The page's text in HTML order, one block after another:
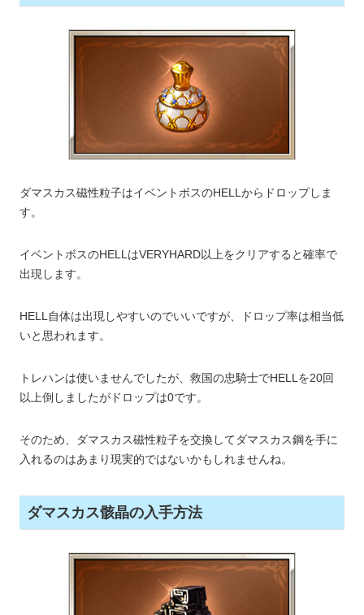
ダマスカス磁性粒子はイベントボスのHELLからドロップしま
す。
イベントボスのHELLはVERYHARD以上をクリアすると確率で
出現します。
HELL自体は出現しやすいのでいいですが、ドロップ率は相当低
いと思われます。
トレハンは使いませんでしたが、救国の忠騎士でHELLを20回
以上倒しましたがドロップは0です。
そのため、ダマスカス磁性粒子を交換してダマスカス鋼を手に
入れるのはあまり現実的ではないかもしれませんね。
ダマスカス骸晶の入手方法